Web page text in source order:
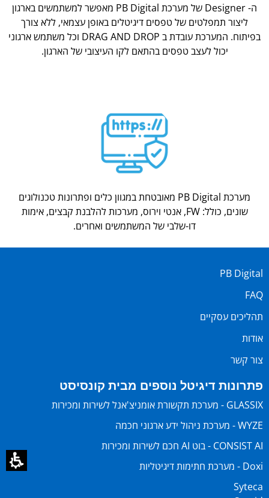
ה- Designer של מערכת PB Digital מאפשר למשתמשים בארגון
ליצור תמפלטים של טפסים דיגיטלים באופן עצמאי, ללא צורך
בפיתוח. המערכת עובדת ב DRAG AND DROP וכל משתמש ארגוני
יכול לעצב טפסים בהתאם לקו העיצובי של הארגון.
מערכת PB Digital מאובטחת במגוון כלים ופתרונות טכנולוגים
שונים, כולל: FW, אנטי וירוס, מערכות להלבנת קבצים, אימות
דו-שלבי של המשתמשים ואחרים.
PB Digital
FAQ
תהליכים עסקיים
אודות
צור קשר
פתרונות דיגיטל נוספים מבית קונסיסט
GLASSIX - מערכת תקשורת אומניצ'אנל לשירות ומכירות
WYZE - מערכת ניהול ידע ארגוני חכמה
CONSIST AI - בוט AI חכם לשירות ומכירות
Doxi - מערכת חתימות דיגיטליות
Syteca